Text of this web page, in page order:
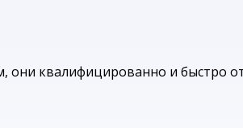
квалифицированно и быстро